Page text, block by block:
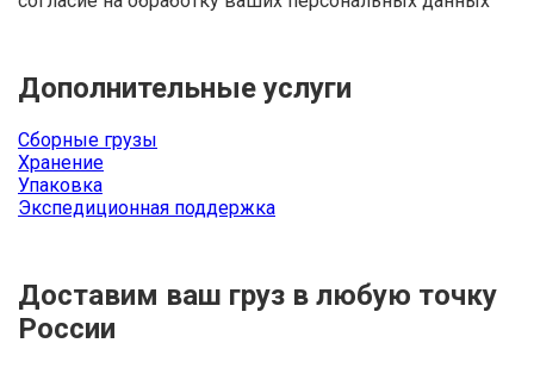
Дополнительные услуги
Сборные грузы
Хранение
Упаковка
Экспедиционная поддержка
Доставим ваш груз в любую точку
России